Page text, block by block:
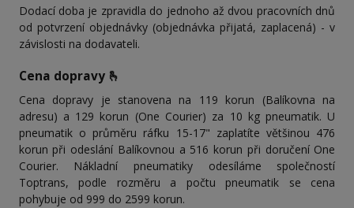
Dodací doba je zpravidla do jednoho až dvou pracovních dnů
od potvrzení objednávky (objednávka přijatá, zaplacená) - v
závislosti na dodavateli.
Cena dopravy 🫰
Cena dopravy je stanovena na 119 korun (Balíkovna na
adresu) a 129 korun (One Courier) za 10 kg pneumatik. U
pneumatik o průměru ráfku 15-17" zaplatíte většinou 476
korun při odeslání Balíkovnou a 516 korun při doručení One
Courier. Nákladní pneumatiky odesíláme společností
Toptrans, podle rozměru a počtu pneumatik se cena
pohybuje od 999 do 2599 korun.